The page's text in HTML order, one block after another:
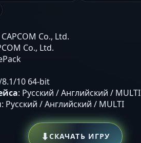
CAPCOM Co., Ltd.
Co., Ltd.
10 64-bit
: Русский / Английский / MULTI
: Русский / Английский / MULTI
⬇СКАЧАТЬ ИГРУ